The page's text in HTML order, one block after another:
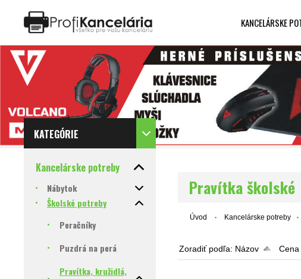
KANCELÁRSKE
KATEGÓRIE
Kancelárske potreby
Nábytok
Školské potreby
Peračníky
Puzdrá na perá
Pravítka, kružidlá,
Pravítka školské
Úvod Kancelárske potreby
Zoradiť podľa: Názov Cena
Katalóg internetových stránok Designed by Rawpixel.com